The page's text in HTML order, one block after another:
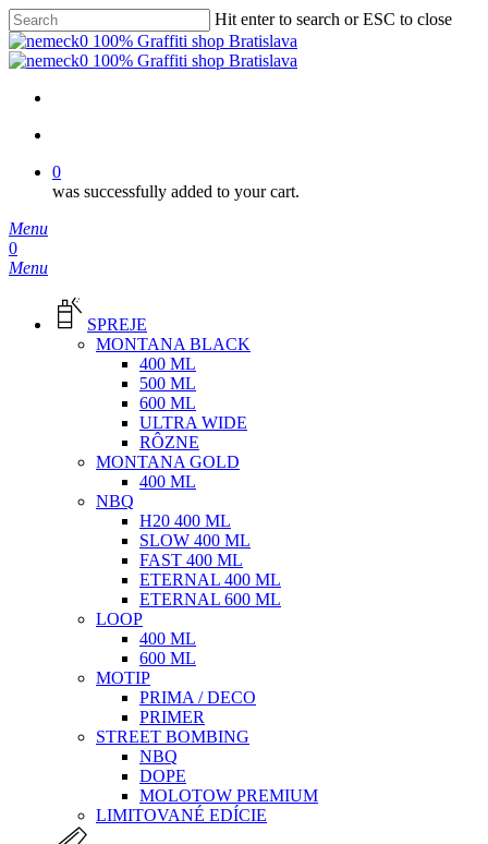
Skip
to
main
Hit enter to search or ESC to close
Close
Search
0
was successfully added to your cart.
Menu
search
0
Menu
SPREJE
MONTANA BLACK
400 ML
500 ML
600 ML
ULTRA WIDE
RÔZNE
MONTANA GOLD
400 ML
NBQ
H20 400 ML
SLOW 400 ML
FAST 400 ML
ETERNAL 400 ML
ETERNAL 600 ML
LOOP
400 ML
600 ML
MOTIP
PRIMA / DECO
PRIMER
STREET BOMBING
NBQ
DOPE
MOLOTOW PREMIUM
LIMITOVANÉ EDÍCIE